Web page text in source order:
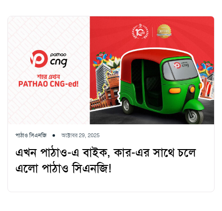
পাঠাও সিএনজি অক্টোবর 29, 2025
এখন পাঠাও-এ বাইক, কার-এর সাথে চলে
এলো পাঠাও সিএনজি!